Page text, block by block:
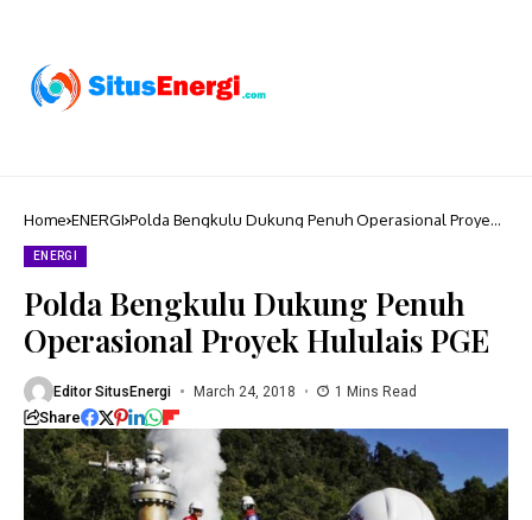
Home ENERGI Polda Bengkulu Dukung Penuh Operasional Proyek
ENERGI
Polda Bengkulu Dukung Penuh
Operasional Proyek Hululais PGE
Editor SitusEnergi March 24, 2018 1 Mins Read
Share